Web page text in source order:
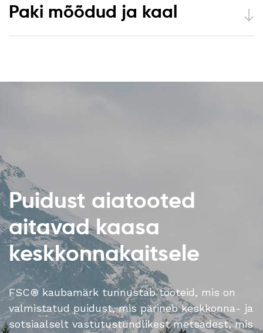
Paki mõõdud ja kaal
Puidust aiatooted
aitavad kaasa
keskkonnakaitsele
FSC® kaubamärk tunnustab tooteid, mis on
valmistatud puidust, mis pärineb keskkonna- ja
sotsiaalselt vastutustundlikest metsadest, mis